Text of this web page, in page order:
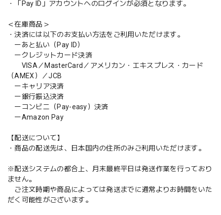
・「Pay ID」アカウントへのログインが必須となります。
＜在庫商品＞
・決済には以下のお支払い方法をご利用いただけます。
ーあと払い（Pay ID）
ークレジットカード決済
VISA／MasterCard／アメリカン・エキスプレス・カード
（AMEX）／JCB
ーキャリア決済
ー銀行振込決済
ーコンビニ（Pay-easy）決済
ーAmazon Pay
【配送について】
・商品の配送先は、日本国内の住所のみご利用いただけます。
※配送システムの都合上、月末最終平日は発送作業を行っており
ません。
ご注文時期や商品によっては発送までに通常よりお時間をいた
だく可能性がございます。